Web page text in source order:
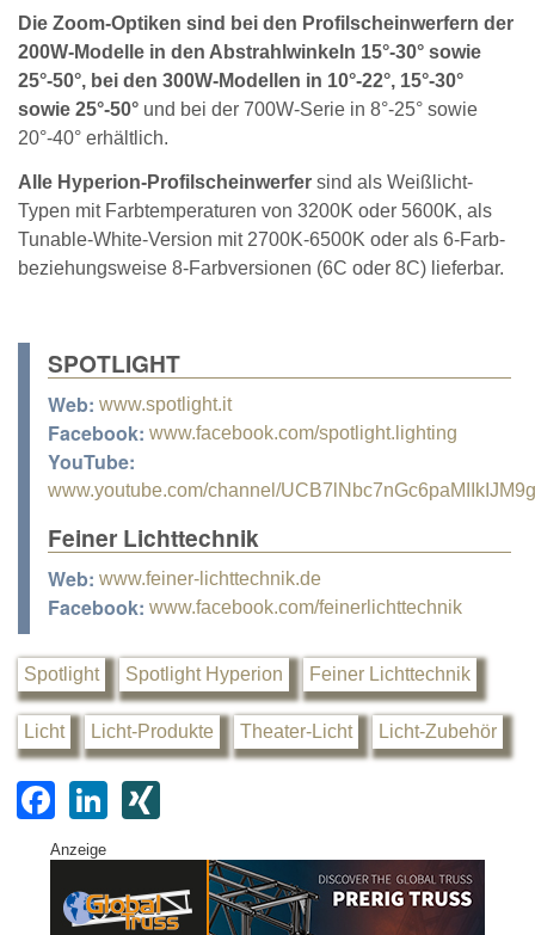
Die Zoom-Optiken sind bei den Profilscheinwerfern der
200W-Modelle in den Abstrahlwinkeln 15°-30° sowie
25°-50°, bei den 300W-Modellen in 10°-22°, 15°-30°
sowie 25°-50° und bei der 700W-Serie in 8°-25° sowie
20°-40° erhältlich.
Alle Hyperion-Profilscheinwerfer sind als Weißlicht-
Typen mit Farbtemperaturen von 3200K oder 5600K, als
Tunable-White-Version mit 2700K-6500K oder als 6-Farb-
beziehungsweise 8-Farbversionen (6C oder 8C) lieferbar.
SPOTLIGHT
Web: www.spotlight.it
Facebook: www.facebook.com/spotlight.lighting
YouTube:
www.youtube.com/channel/UCB7lNbc7nGc6paMIIkIJM9g
Feiner Lichttechnik
Web: www.feiner-lichttechnik.de
Facebook: www.facebook.com/feinerlichttechnik
Spotlight Spotlight Hyperion Feiner Lichttechnik
Licht Licht-Produkte Theater-Licht Licht-Zubehör
F
a
c
e
Li
k
e
G
Anzeige